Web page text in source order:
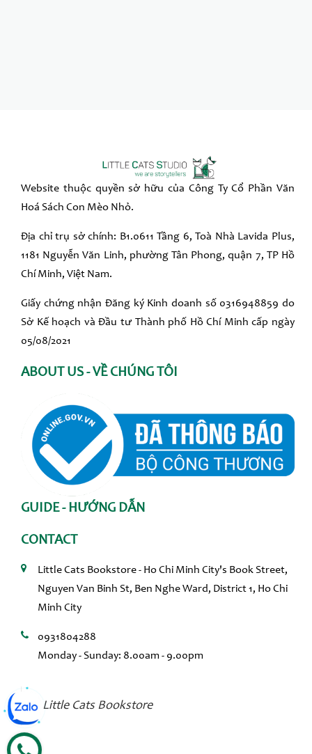
Website thuộc quyền sở hữu của Công Ty Cổ Phần Văn
Hoá Sách Con Mèo Nhỏ.
Địa chỉ trụ sở chính: B1.0611 Tầng 6, Toà Nhà Lavida Plus,
1181 Nguyễn Văn Linh, phường Tân Phong, quận 7, TP Hồ
Chí Minh, Việt Nam.
Giấy chứng nhận Đăng ký Kinh doanh số 0316948859 do
Sở Kế hoạch và Đầu tư Thành phố Hồ Chí Minh cấp ngày
05/08/2021
ABOUT US - VỀ CHÚNG TÔI
GUIDE - HƯỚNG DẪN
CONTACT
Little Cats Bookstore - Ho Chi Minh City's Book Street,
Nguyen Van Binh St, Ben Nghe Ward, District 1, Ho Chi
Minh City
0931804288
Monday - Sunday: 8.00am - 9.00pm
Little Cats Bookstore